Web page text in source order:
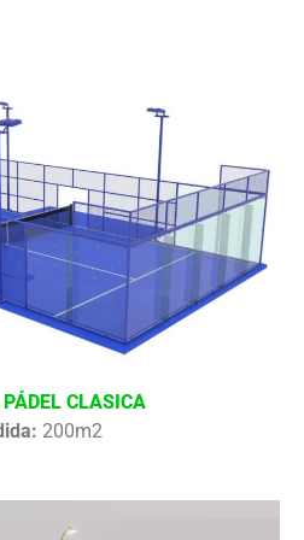
CLASICA
200m2